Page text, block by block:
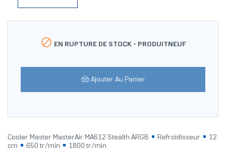
 EN RUPTURE DE STOCK - PRODUITNEUF
Ajouter Au Panier
Cooler Master MasterAir MA612 Stealth ARGB Refroidisseur
12
cm
650 tr/min 1800 tr/min